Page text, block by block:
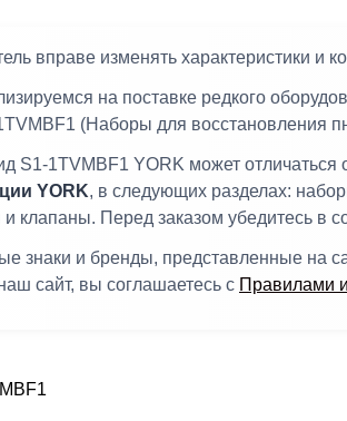
вправе изменять характеристики и
на поставке редкого
(Наборы для восстановления
S1-1TVMBF1 YORK может отличаться
YORK, в следующих разделах:
и клапаны. Перед заказом убедитесь в
знаки и бренды, представленные на
сайт, вы соглашаетесь с Правилами